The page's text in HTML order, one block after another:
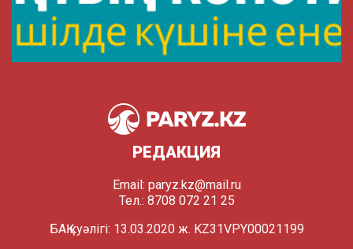
РЕДАКЦИЯ
Email: paryz.kz@mail.ru
Тел.: 8708 072 21 25
БАҚ куәлігі: 13.03.2020 ж. KZ31VPY00021199